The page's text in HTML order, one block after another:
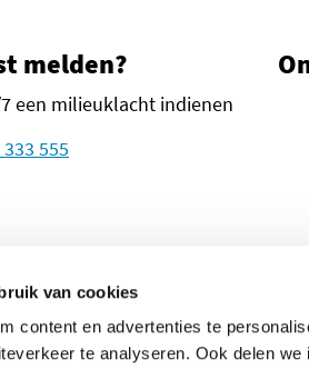
van cookies
content en advertenties te
te analyseren. Ook delen
tabblad)
in een nieuw tabblad)
in een nieuw tabblad)
(opent in een nieuw
melden?
een milieuklacht indienen
555
Haag
Maps